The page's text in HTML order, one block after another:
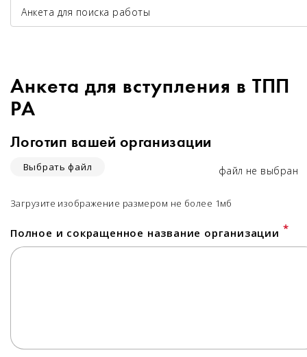
Анкета для поиска работы
Анкета для вступления в ТПП
РА
Логотип вашей организации
Выбрать файл файл не выбран
Загрузите изображение размером не более 1мб
Полное и сокращенное название организации *